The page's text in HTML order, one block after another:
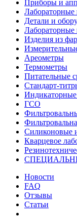
Приборы и
Лабораторные
Детали и
Лабораторные
Изделия из
Ареометры
Термометры
Питательные
Стандарт-
Индикаторные
ГСО
Силиконовые
Кварцевое
Новости
FAQ
Отзывы
Статьи